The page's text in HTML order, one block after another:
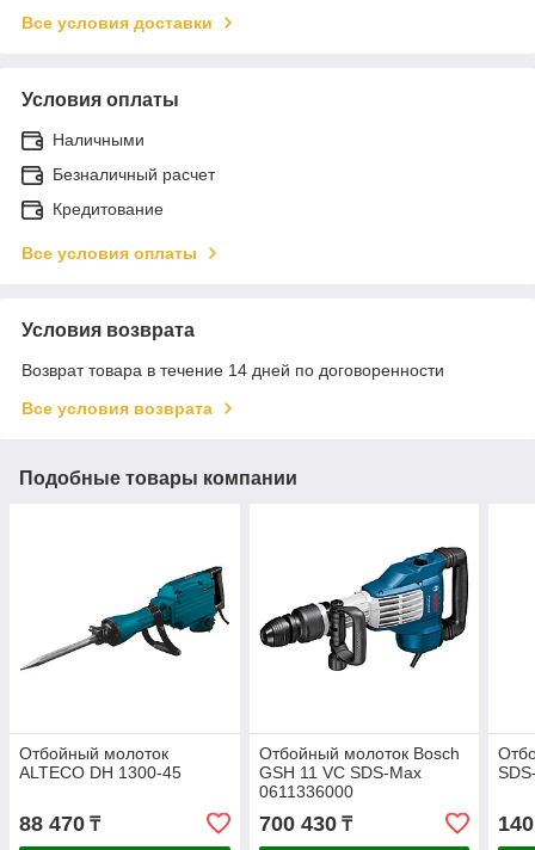
Все условия доставки
Условия оплаты
Наличными
Безналичный расчет
Кредитование
Все условия оплаты
Условия возврата
Возврат товара в течение 14 дней по договоренности
Все условия возврата
Подобные товары компании
Отбойный молоток
ALTECO DH 1300-45
88 470 ₸
Отбойный молоток Bosch
GSH 11 VC SDS-Max
0611336000
700 430₸